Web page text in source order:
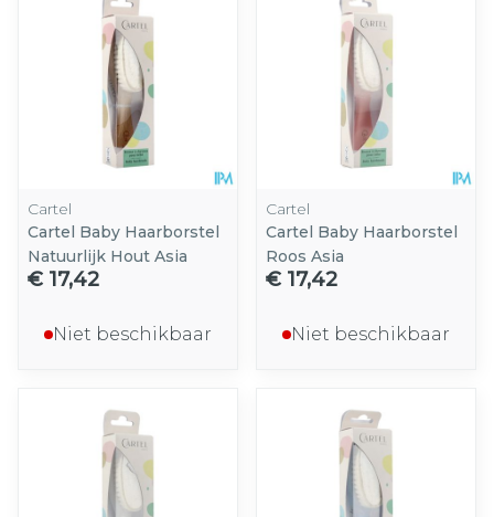
Cartel
Cartel Baby Haarborstel
Natuurlijk Hout Asia
€ 17,42
Niet beschikbaar
Cartel
Cartel Baby Haarborstel
Roos Asia
€ 17,42
Niet beschikbaar